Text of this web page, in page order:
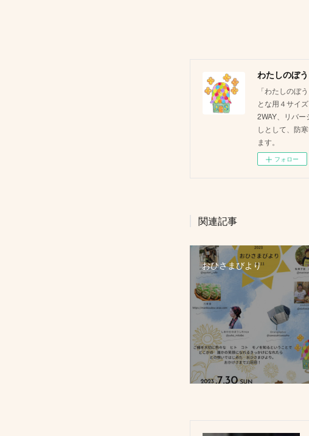
わたしのぼ
「わたしのぼ
とな用４サイ
2WAY、リバ
しとして、防
ます。
フォロー
関連記事
おひさまびより